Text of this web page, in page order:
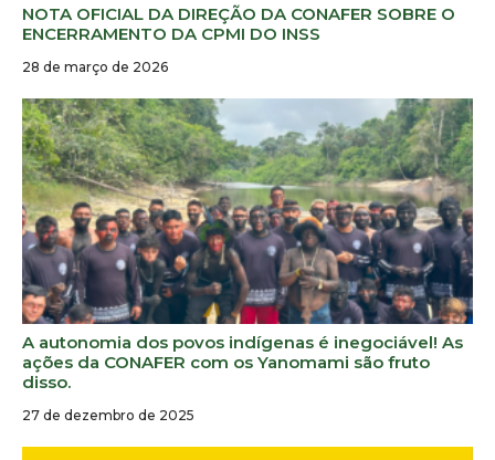
NOTA OFICIAL DA DIREÇÃO DA CONAFER SOBRE O
ENCERRAMENTO DA CPMI DO INSS
28 de março de 2026
A autonomia dos povos indígenas é inegociável! As
ações da CONAFER com os Yanomami são fruto
disso.
27 de dezembro de 2025